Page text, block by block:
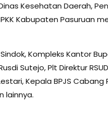
Kesehatan Daerah,
Kabupaten Pasuruan
Kompleks Kantor
Sutejo, Plt Direktur
Kepala BPJS
lainnya.